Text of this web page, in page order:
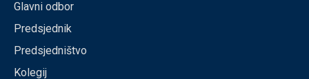
Glavni odbor
Predsjednik
Predsjedništvo
Kolegij